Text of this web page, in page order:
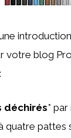
votre blog
déchirés* par
quatre pattes